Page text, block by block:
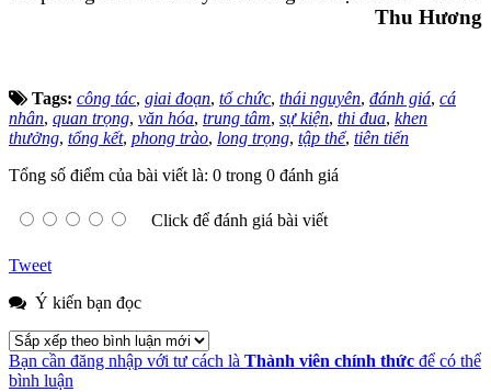
Thu Hương
Tags: công tác, giai đoạn, tổ chức, thái nguyên, đánh giá, cá
nhân, quan trọng, văn hóa, trung tâm, sự kiện, thi đua, khen
thưởng, tổng kết, phong trào, long trọng, tập thể, tiên tiến
Tổng số điểm của bài viết là: 0 trong 0 đánh giá
Click để đánh giá bài viết
Tweet
Ý kiến bạn đọc
Bạn cần đăng nhập với tư cách là Thành viên chính thức để có thể
bình luận